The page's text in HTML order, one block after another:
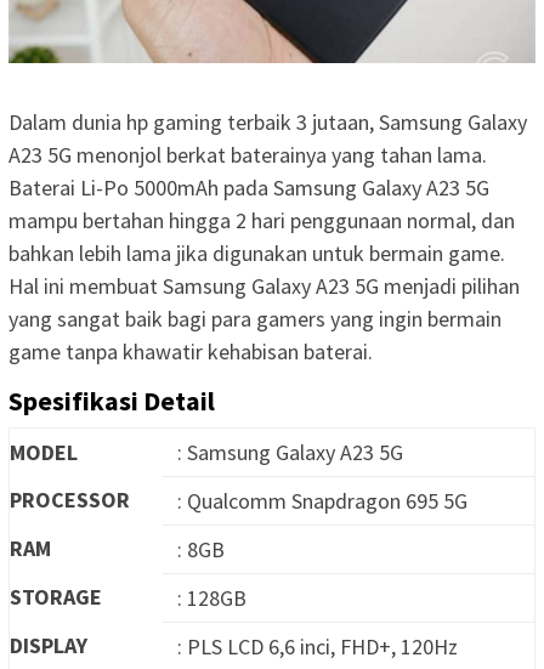
Dalam dunia hp gaming terbaik 3 jutaan, Samsung Galaxy
A23 5G menonjol berkat baterainya yang tahan lama.
Baterai Li-Po 5000mAh pada Samsung Galaxy A23 5G
mampu bertahan hingga 2 hari penggunaan normal, dan
bahkan lebih lama jika digunakan untuk bermain game.
Hal ini membuat Samsung Galaxy A23 5G menjadi pilihan
yang sangat baik bagi para gamers yang ingin bermain
game tanpa khawatir kehabisan baterai.
Spesifikasi Detail
MODEL
: Samsung Galaxy A23 5G
PROCESSOR
: Qualcomm Snapdragon 695 5G
RAM
: 8GB
STORAGE
: 128GB
DISPLAY
: PLS LCD 6,6 inci, FHD+, 120Hz